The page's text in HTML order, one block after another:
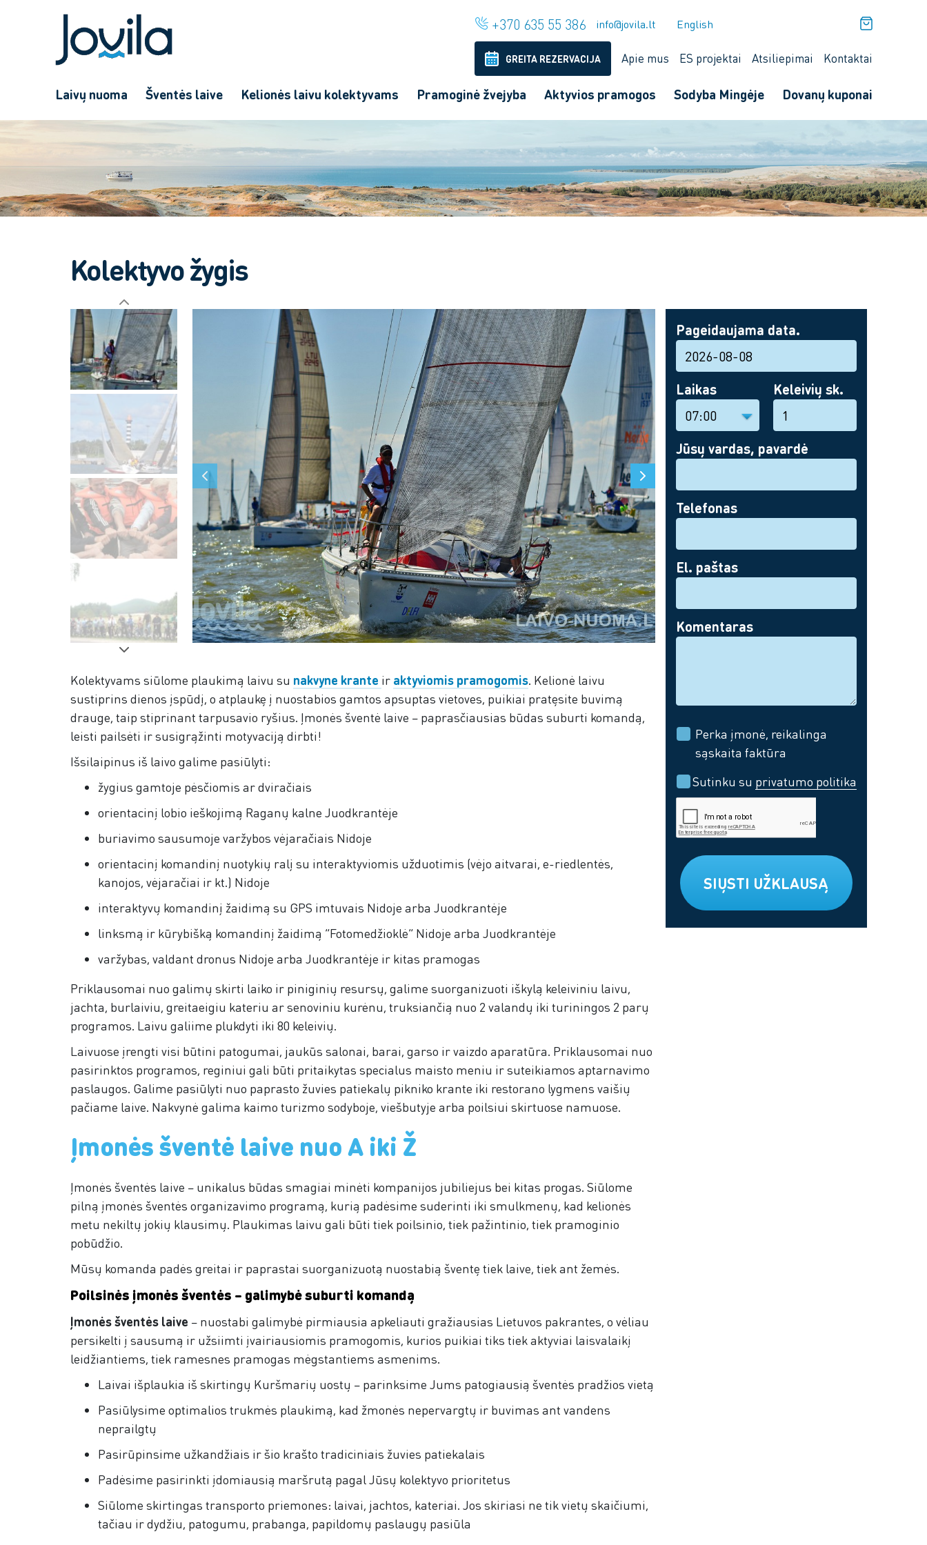
+370 635 55 386 info@jovila.lt English
GREITA REZERVACIJA Apie mus ES projektai Atsiliepimai Kontaktai
Laivų nuoma Šventės laive Kelionės laivu kolektyvams Pramoginė žvejyba Aktyvios pramogos Sodyba Mingėje Dovanų kuponai
Kolektyvo žygis
Kolektyvams siūlome plaukimą laivu su nakvyne krante ir aktyviomis pramogomis. Kelionė laivu
sustiprins dienos įspūdį, o atplaukę į nuostabios gamtos apsuptas vietoves, puikiai pratęsite buvimą
drauge, taip stiprinant tarpusavio ryšius. Įmonės šventė laive – paprasčiausias būdas suburti komandą,
leisti pailsėti ir susigrąžinti motyvaciją dirbti!
Išsilaipinus iš laivo galime pasiūlyti:
žygius gamtoje pėsčiomis ar dviračiais
orientacinį lobio ieškojimą Raganų kalne Juodkrantėje
buriavimo sausumoje varžybos vėjaračiais Nidoje
orientacinį komandinį nuotykių ralį su interaktyviomis užduotimis (vėjo aitvarai, e-riedlentės,
kanojos, vėjaračiai ir kt.) Nidoje
interaktyvų komandinį žaidimą su GPS imtuvais Nidoje arba Juodkrantėje
linksmą ir kūrybišką komandinį žaidimą “Fotomedžioklė” Nidoje arba Juodkrantėje
varžybas, valdant dronus Nidoje arba Juodkrantėje ir kitas pramogas
Priklausomai nuo galimų skirti laiko ir piniginių resursų, galime suorganizuoti iškylą keleiviniu laivu,
jachta, burlaiviu, greitaeigiu kateriu ar senoviniu kurėnu, truksiančią nuo 2 valandų iki turiningos 2 parų
programos. Laivu galiime plukdyti iki 80 keleivių.
Laivuose įrengti visi būtini patogumai, jaukūs salonai, barai, garso ir vaizdo aparatūra. Priklausomai nuo
pasirinktos programos, reginiui gali būti pritaikytas specialus maisto meniu ir suteikiamos aptarnavimo
paslaugos. Galime pasiūlyti nuo paprasto žuvies patiekalų pikniko krante iki restorano lygmens vaišių
pačiame laive. Nakvynė galima kaimo turizmo sodyboje, viešbutyje arba poilsiui skirtuose namuose.
Įmonės šventė laive nuo A iki Ž
Įmonės šventės laive – unikalus būdas smagiai minėti kompanijos jubiliejus bei kitas progas. Siūlome
pilną įmonės šventės organizavimo programą, kurią padėsime suderinti iki smulkmenų, kad kelionės
metu nekiltų jokių klausimų. Plaukimas laivu gali būti tiek poilsinio, tiek pažintinio, tiek pramoginio
pobūdžio.
Mūsų komanda padės greitai ir paprastai suorganizuotą nuostabią šventę tiek laive, tiek ant žemės.
Poilsinės įmonės šventės – galimybė suburti komandą
Įmonės šventės laive – nuostabi galimybė pirmiausia apkeliauti gražiausias Lietuvos pakrantes, o vėliau
persikelti į sausumą ir užsiimti įvairiausiomis pramogomis, kurios puikiai tiks tiek aktyviai laisvalaikį
leidžiantiems, tiek ramesnes pramogas mėgstantiems asmenims.
Laivai išplaukia iš skirtingų Kuršmarių uostų – parinksime Jums patogiausią šventės pradžios vietą
Pasiūlysime optimalios trukmės plaukimą, kad žmonės nepervargtų ir buvimas ant vandens
neprailgtų
Pasirūpinsime užkandžiais ir šio krašto tradiciniais žuvies patiekalais
Padėsime pasirinkti įdomiausią maršrutą pagal Jūsų kolektyvo prioritetus
Siūlome skirtingas transporto priemones: laivai, jachtos, kateriai. Jos skiriasi ne tik vietų skaičiumi,
tačiau ir dydžiu, patogumu, prabanga, papildomų paslaugų pasiūla
Pageidaujama data.
Laikas Keleivių sk.
Jūsų vardas, pavardė
Telefonas
El. paštas
Komentaras
Perka įmonė, reikalinga
sąskaita faktūra
Sutinku su privatumo politika
SIŲSTI UŽKLAUSĄ